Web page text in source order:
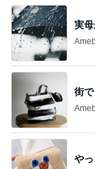
実
街
や